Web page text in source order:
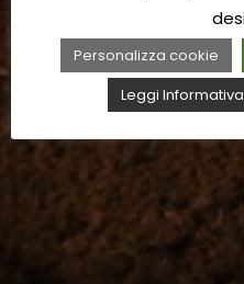
Personalizza cookie
Leggi Informativa